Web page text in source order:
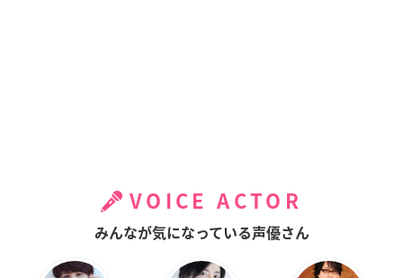
VOICE ACTOR
みんなが気になっている声優さん